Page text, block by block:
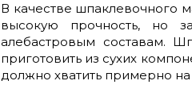
В качестве шпаклевочного
высокую прочность, но
алебастровым составам.
приготовить из сухих
должно хватить примерно на